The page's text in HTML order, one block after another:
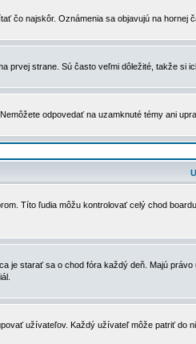
čo najskôr. Oznámenia sa objavujú na
prvej strane. Sú často veľmi dôležité, takže
odpovedať na uzamknuté témy ani
Títo ľudia môžu kontrolovať celý chod
je starať sa o chod fóra každý deň. Majú
užívateľov. Každý užívateľ môže patriť